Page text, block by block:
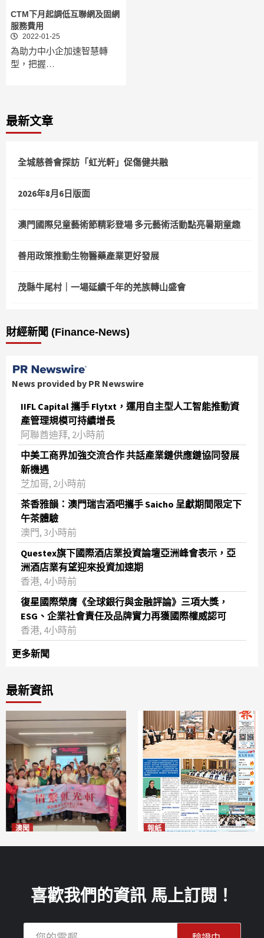
CTM下月起調低互聯網及固網
服務費用
2022-01-25
為助力中小企加速智慧轉
型，把握…
最新文章
全城慈善會探訪「虹光軒」促傷健共融
2026年8月6日版面
澳門國際兒童藝術節精彩登場 多元藝術活動點亮暑期童趣
善用政策推動生物醫藥產業更好發展
茂縣牛尾村｜一場延續千年的羌族轉山盛會
財經新聞 (Finance-News)
News provided by PR Newswire
IIFL Capital 攜手 Flytxt，運用自主型人工智能推動資
產管理規模可持續增長
阿聯酋迪拜, 2小時前
中美工商界加強交流合作 共話產業鏈供應鏈協同發展
新機遇
芝加哥, 2小時前
茶香雅韻：澳門瑞吉酒吧攜手 Saicho 呈獻期間限定下
午茶體驗
澳門, 3小時前
Questex旗下國際酒店業投資論壇亞洲峰會表示，亞
洲酒店業有望迎來投資加速期
香港, 4小時前
復星國際榮膺《全球銀行與金融評論》三項大獎，
ESG、企業社會責任及品牌實力再獲國際權威認可
香港, 4小時前
更多新聞
最新資訊
澳聞 報紙
喜歡我們的資訊 馬上訂閱！